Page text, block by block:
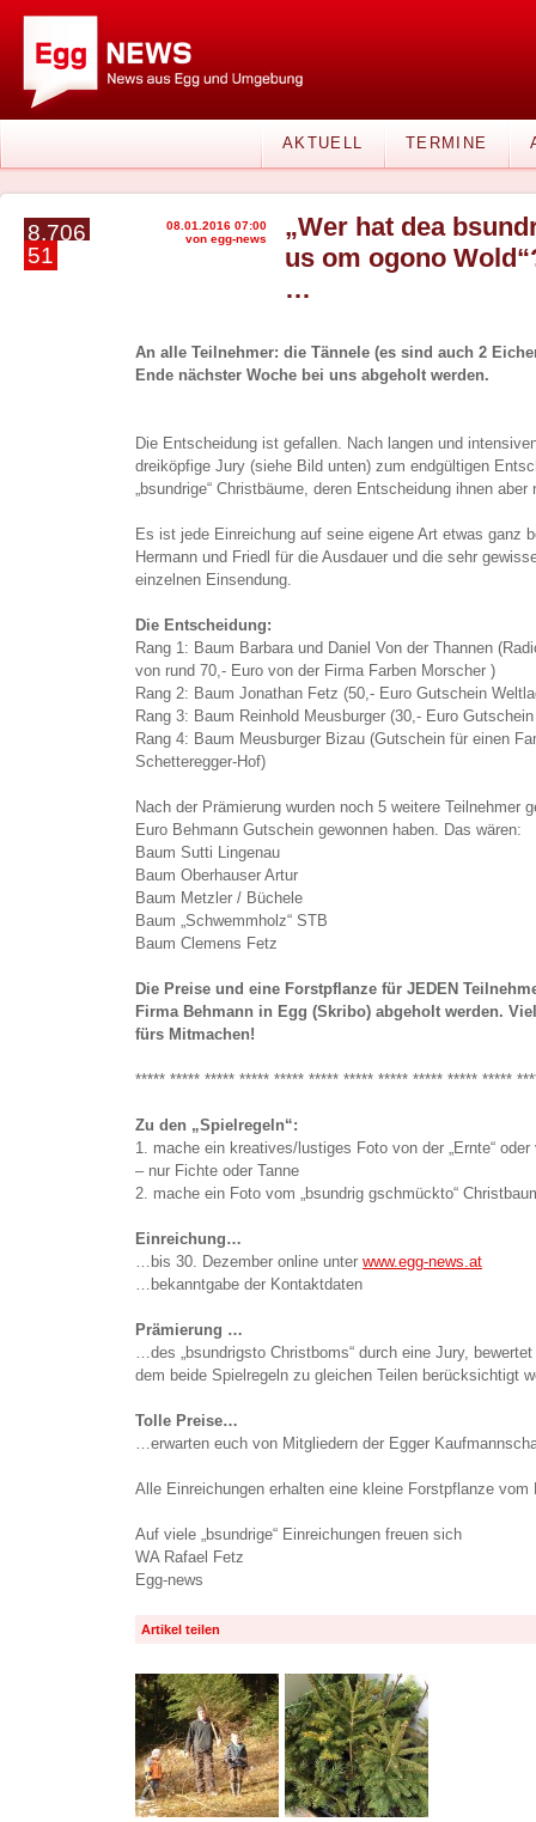
AKTUELL TERMINE
8.706
51
08.01.2016 07:00
von egg-news
„Wer hat dea
us om ogono
…
An alle Teilnehmer: die Tännele (es sind auch 2
Ende nächster Woche bei uns abgeholt werden.
Die Entscheidung ist gefallen. Nach langen und
dreiköpfige Jury (siehe Bild unten) zum endgültigen
„bsundrige“ Christbäume, deren Entscheidung ihnen
Es ist jede Einreichung auf seine eigene Art etwas ganz
Hermann und Friedl für die Ausdauer und die sehr
einzelnen Einsendung.
Die Entscheidung:
Rang 1: Baum Barbara und Daniel Von der Thannen
von rund 70,- Euro von der Firma Farben Morscher )
Rang 2: Baum Jonathan Fetz (50,- Euro Gutschein
Rang 3: Baum Reinhold Meusburger (30,- Euro
Rang 4: Baum Meusburger Bizau (Gutschein für einen
Schetteregger-Hof)
Nach der Prämierung wurden noch 5 weitere Teilnehmer
Euro Behmann Gutschein gewonnen haben. Das wären:
Baum Sutti Lingenau
Baum Oberhauser Artur
Baum Metzler / Büchele
Baum „Schwemmholz“ STB
Baum Clemens Fetz
Die Preise und eine Forstpflanze für JEDEN
Firma Behmann in Egg (Skribo) abgeholt werden.
fürs Mitmachen!
***** ***** ***** ***** ***** ***** ***** ***** ***** ***** *****
Zu den „Spielregeln“:
1. mache ein kreatives/lustiges Foto von der „Ernte“
– nur Fichte oder Tanne
2. mache ein Foto vom „bsundrig gschmückto“
Einreichung…
…bis 30. Dezember online unter www.egg-news.at
…bekanntgabe der Kontaktdaten
Prämierung …
…des „bsundrigsto Christboms“ durch eine Jury,
dem beide Spielregeln zu gleichen Teilen berücksichtigt
Tolle Preise…
…erwarten euch von Mitgliedern der Egger
Alle Einreichungen erhalten eine kleine Forstpflanze vom
Auf viele „bsundrige“ Einreichungen freuen sich
WA Rafael Fetz
Egg-news
Artikel teilen